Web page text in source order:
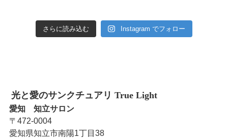
さらに読み込む Instagram でフォロー
光と愛のサンクチュアリ True Light
愛知 知立サロン
〒472-0004
愛知県知立市南陽1丁目38